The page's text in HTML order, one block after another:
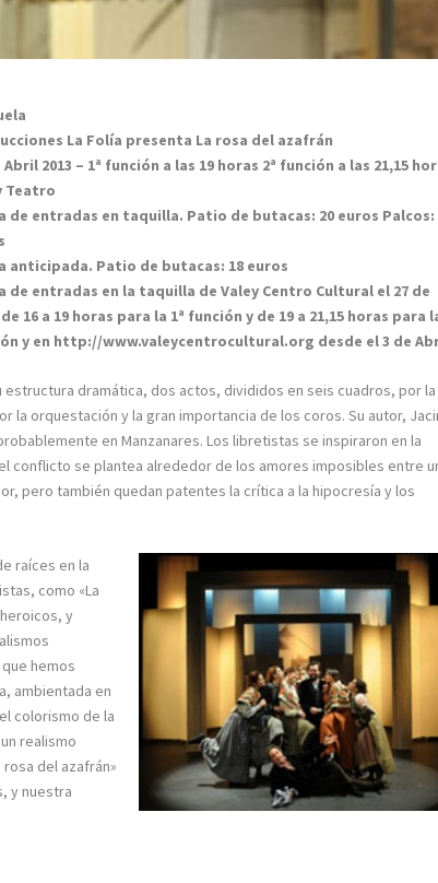
La Folía presenta La rosa del azafrán
Abril 2013 – 1ª función a las 19 horas 2ª función a las 21,15
Teatro
de entradas en taquilla. Patio de butacas: 20 euros Palcos:
anticipada. Patio de butacas: 18 euros
de entradas en la taquilla de Valey Centro Cultural el 27 de
16 a 19 horas para la 1ª función y de 19 a 21,15 horas para
y en http://www.valeycentrocultural.org desde el 3 de
estructura dramática, dos actos, divididos en seis cuadros, por la
la orquestación y la gran importancia de los coros. Su autor,
en Manzanares. Los libretistas se inspiraron en la
conflicto se plantea alrededor de los amores imposibles entre
pero también quedan patentes la crítica a la hipocresía y los
raíces en la
como «La
y
hemos
ambientada en
colorismo de la
realismo
del azafrán»
y nuestra